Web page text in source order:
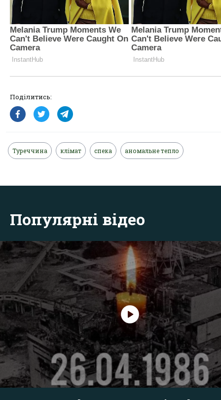
Поділитись:
Туреччина клімат спека аномальне тепло
Популярні відео